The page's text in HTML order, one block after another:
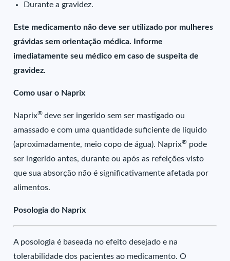
Durante a gravidez.
Este medicamento não deve ser utilizado por mulheres
grávidas sem orientação médica. Informe
imediatamente seu médico em caso de suspeita de
gravidez.
Como usar o Naprix
Naprix® deve ser ingerido sem ser mastigado ou
amassado e com uma quantidade suficiente de líquido
(aproximadamente, meio copo de água). Naprix® pode
ser ingerido antes, durante ou após as refeições visto
que sua absorção não é significativamente afetada por
alimentos.
Posologia do Naprix
A posologia é baseada no efeito desejado e na
tolerabilidade dos pacientes ao medicamento. O